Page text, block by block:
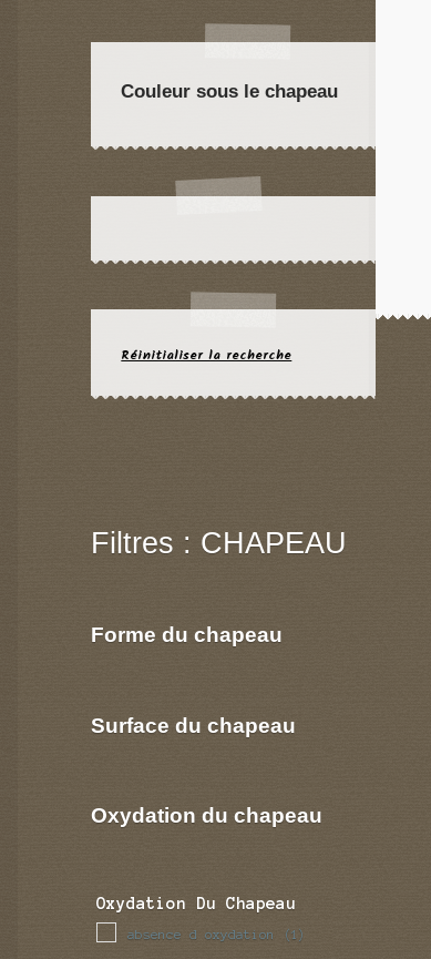
Couleur sous le chapeau
Réinitialiser la recherche
Filtres : CHAPEAU
Forme du chapeau
Surface du chapeau
Oxydation du chapeau
Oxydation Du Chapeau
absence d oxydation (1)